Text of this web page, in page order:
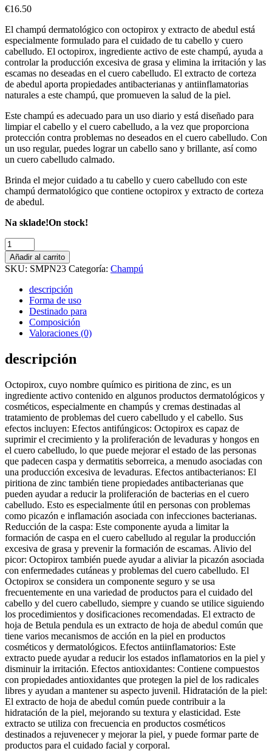
€16.50
El champú dermatológico con octopirox y extracto de abedul está
especialmente formulado para el cuidado de tu cabello y cuero
cabelludo. El octopirox, ingrediente activo de este champú, ayuda a
controlar la producción excesiva de grasa y elimina la irritación y las
escamas no deseadas en el cuero cabelludo. El extracto de corteza
de abedul aporta propiedades antibacterianas y antiinflamatorias
naturales a este champú, que promueven la salud de la piel.
Este champú es adecuado para un uso diario y está diseñado para
limpiar el cabello y el cuero cabelludo, a la vez que proporciona
protección contra problemas no deseados en el cuero cabelludo. Con
un uso regular, puedes lograr un cabello sano y brillante, así como
un cuero cabelludo calmado.
Brinda el mejor cuidado a tu cabello y cuero cabelludo con este
champú dermatológico que contiene octopirox y extracto de corteza
de abedul.
Na sklade!On stock!
Novedad
Champú
anticaspa
con
extracto
natural
abedul,
pantenol,
mentol
octopirox
ml
cantidad
Añadir al carrito
SKU: SMPN23 Categoría: Champú
descripción
Forma de uso
Destinado para
Composición
Valoraciones (0)
descripción
Octopirox, cuyo nombre químico es piritiona de zinc, es un
ingrediente activo contenido en algunos productos dermatológicos y
cosméticos, especialmente en champús y cremas destinadas al
tratamiento de problemas del cuero cabelludo y el cabello. Sus
efectos incluyen: Efectos antifúngicos: Octopirox es capaz de
suprimir el crecimiento y la proliferación de levaduras y hongos en
el cuero cabelludo, lo que puede mejorar el estado de las personas
que padecen caspa y dermatitis seborreica, a menudo asociadas con
una producción excesiva de levaduras. Efectos antibacterianos: El
piritiona de zinc también tiene propiedades antibacterianas que
pueden ayudar a reducir la proliferación de bacterias en el cuero
cabelludo. Esto es especialmente útil en personas con problemas
como picazón e inflamación asociada con infecciones bacterianas.
Reducción de la caspa: Este componente ayuda a limitar la
formación de caspa en el cuero cabelludo al regular la producción
excesiva de grasa y prevenir la formación de escamas. Alivio del
picor: Octopirox también puede ayudar a aliviar la picazón asociada
con enfermedades cutáneas y problemas del cuero cabelludo. El
Octopirox se considera un componente seguro y se usa
frecuentemente en una variedad de productos para el cuidado del
cabello y del cuero cabelludo, siempre y cuando se utilice siguiendo
los procedimientos y dosificaciones recomendadas. El extracto de
hoja de Betula pendula es un extracto de hoja de abedul común que
tiene varios mecanismos de acción en la piel en productos
cosméticos y dermatológicos. Efectos antiinflamatorios: Este
extracto puede ayudar a reducir los estados inflamatorios en la piel y
disminuir la irritación. Efectos antioxidantes: Contiene compuestos
con propiedades antioxidantes que protegen la piel de los radicales
libres y ayudan a mantener su aspecto juvenil. Hidratación de la piel:
El extracto de hoja de abedul común puede contribuir a la
hidratación de la piel, mejorando su textura y elasticidad. Este
extracto se utiliza con frecuencia en productos cosméticos
destinados a rejuvenecer y mejorar la piel, y puede formar parte de
productos para el cuidado facial y corporal.